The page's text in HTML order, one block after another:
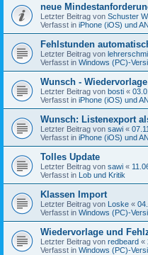
neue
Letzter Beitrag von Schuster
Verfasst in iPhone (iOS) und
Fehlstunden
Letzter Beitrag von
Verfasst in Windows (PC)-
Wunsch - Wiedervorlage
Letzter Beitrag von bosti «
Verfasst in iPhone (iOS) und
Wunsch: Listenexport
Letzter Beitrag von sawi «
Verfasst in iPhone (iOS) und
Tolles Update
Letzter Beitrag von sawi «
Verfasst in Lob und Kritik
Klassen Import
Letzter Beitrag von Loske «
Verfasst in Windows (PC)-
Wiedervorlage und
Letzter Beitrag von redbeard «
Verfasst in Windows (PC)-